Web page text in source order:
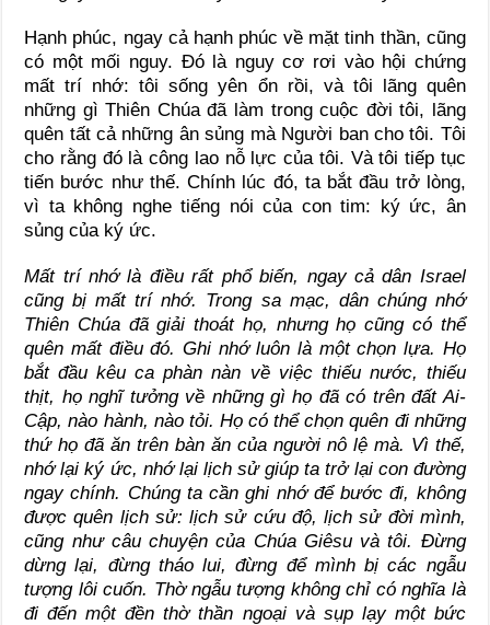
Hạnh phúc, ngay cả hạnh phúc về mặt tinh thần, cũng
có một mối nguy. Đó là nguy cơ rơi vào hội chứng
mất trí nhớ: tôi sống yên ổn rồi, và tôi lãng quên
những gì Thiên Chúa đã làm trong cuộc đời tôi, lãng
quên tất cả những ân sủng mà Người ban cho tôi. Tôi
cho rằng đó là công lao nỗ lực của tôi. Và tôi tiếp tục
tiến bước như thế. Chính lúc đó, ta bắt đầu trở lòng,
vì ta không nghe tiếng nói của con tim: ký ức, ân
sủng của ký ức.
Mất trí nhớ là điều rất phổ biến, ngay cả dân Israel
cũng bị mất trí nhớ. Trong sa mạc, dân chúng nhớ
Thiên Chúa đã giải thoát họ, nhưng họ cũng có thể
quên mất điều đó. Ghi nhớ luôn là một chọn lựa. Họ
bắt đầu kêu ca phàn nàn về việc thiếu nước, thiếu
thịt, họ nghĩ tưởng về những gì họ đã có trên đất Ai-
Cập, nào hành, nào tỏi. Họ có thể chọn quên đi những
thứ họ đã ăn trên bàn ăn của người nô lệ mà. Vì thế,
nhớ lại ký ức, nhớ lại lịch sử giúp ta trở lại con đường
ngay chính. Chúng ta cần ghi nhớ để bước đi, không
được quên lịch sử: lịch sử cứu độ, lịch sử đời mình,
cũng như câu chuyện của Chúa Giêsu và tôi. Đừng
dừng lại, đừng tháo lui, đừng để mình bị các ngẫu
tượng lôi cuốn. Thờ ngẫu tượng không chỉ có nghĩa là
đi đến một đền thờ thần ngoại và sụp lạy một bức